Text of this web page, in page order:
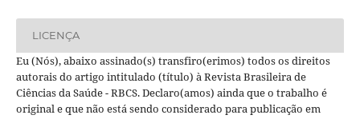
LICENÇA
Eu (Nós), abaixo assinado(s) transfiro(erimos) todos os direitos
autorais do artigo intitulado (título) à Revista Brasileira de
Ciências da Saúde - RBCS. Declaro(amos) ainda que o trabalho é
original e que não está sendo considerado para publicação em